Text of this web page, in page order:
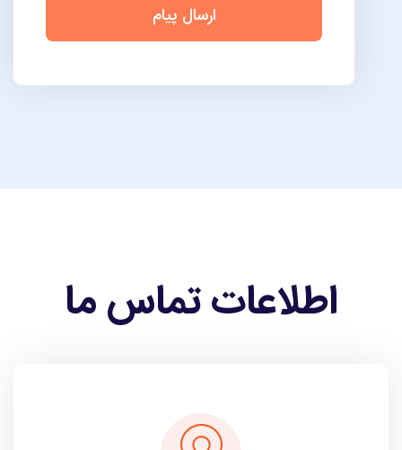
ارسال پیام
اطلاعات تماس ما